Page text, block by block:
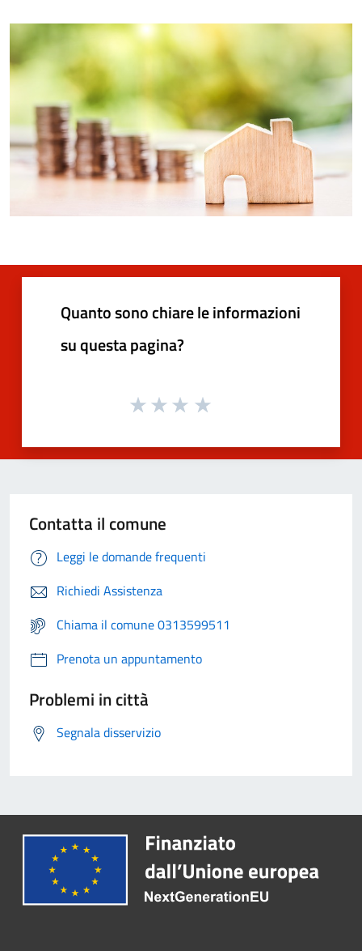
Quanto sono chiare le informazioni
su questa pagina?
Contatta il comune
Leggi le domande frequenti
Richiedi Assistenza
Chiama il comune 0313599511
Prenota un appuntamento
Problemi in città
Segnala disservizio